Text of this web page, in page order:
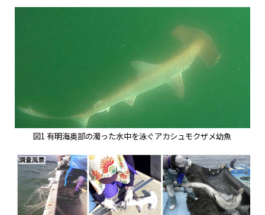
図1 有明海奥部の濁った水中を泳ぐアカシュモクザメ幼魚